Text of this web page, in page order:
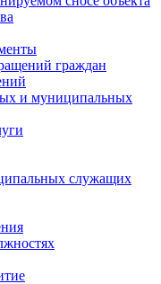
граждан
и муниципальных
служащих